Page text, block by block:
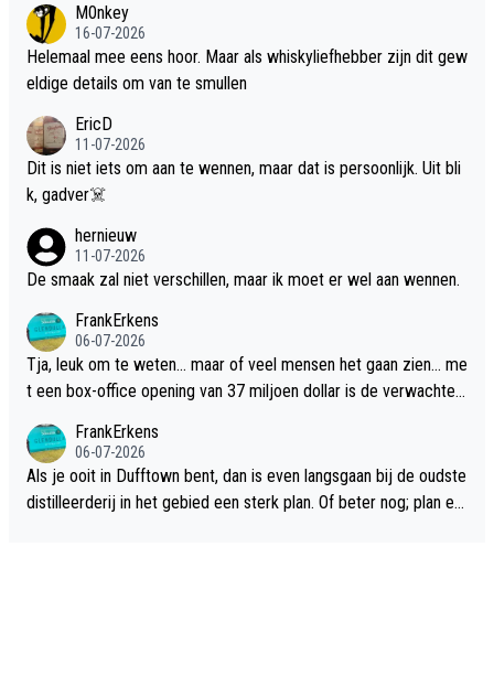
M0nkey
16-07-2026
Helemaal mee eens hoor. Maar als whiskyliefhebber zijn dit gew
eldige details om van te smullen
EricD
11-07-2026
Dit is niet iets om aan te wennen, maar dat is persoonlijk. Uit bli
k, gadver☠️
hernieuw
11-07-2026
De smaak zal niet verschillen, maar ik moet er wel aan wennen.
FrankErkens
06-07-2026
Tja, leuk om te weten... maar of veel mensen het gaan zien... me
t een box-office opening van 37 miljoen dollar is de verwachte
FrankErkens
06-07-2026
Als je ooit in Dufftown bent, dan is even langsgaan bij de oudste
distilleerderij in het gebied een sterk plan. Of beter nog; plan ee